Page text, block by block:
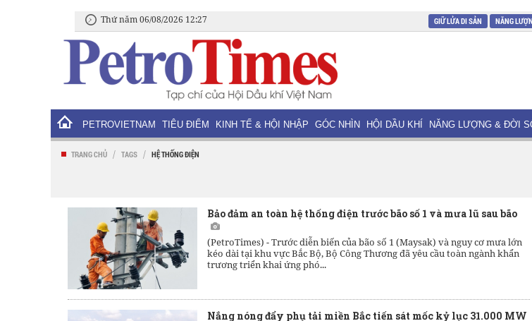
Thứ năm 06/08/2026 12:27 GIỮ LỬA DI SẢN NĂNG
PETROVIETNAM TIÊU ĐIỂM KINH TẾ & HỘI NHẬP GÓC NHÌN HỘI DẦU KHÍ NĂNG LƯỢNG & ĐỜI
TRANG CHỦ / TAGS / HỆ THỐNG ĐIỆN
Bảo đảm an toàn hệ thống điện trước bão số 1 và mưa lũ sau bão
(PetroTimes) -Trước diễn biến của bão số 1 (Maysak) và nguy cơ mưa lớn
kéo dài tại khu vực Bắc Bộ, Bộ Công Thương đã yêu cầu toàn ngành khẩn
trương triển khai ứng phó...
Nắng nóng đẩy phụ tải miền Bắc tiến sát mốc kỷ lục 31.000 MW